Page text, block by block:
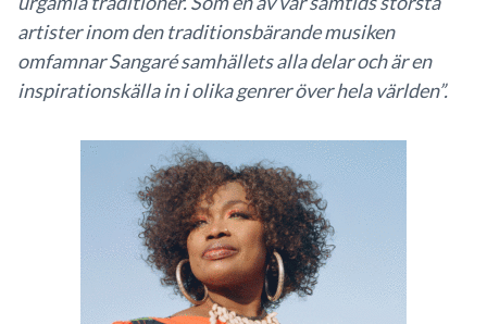
artister inom den traditionsbärande musiken
omfamnar Sangaré samhällets alla delar och är en
inspirationskälla in i olika genrer över hela världen”.